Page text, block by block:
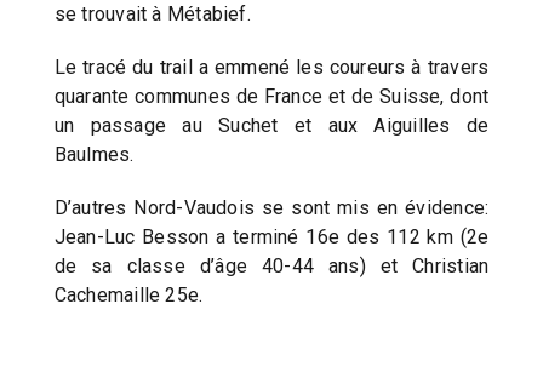
se trouvait à Métabief.
Le tracé du trail a emmené les coureurs à travers
quarante communes de France et de Suisse, dont
un passage au Suchet et aux Aiguilles de
Baulmes.
D’autres Nord-Vaudois se sont mis en évidence:
Jean-Luc Besson a terminé 16e des 112 km (2e
de sa classe d’âge 40-44 ans) et Christian
Cachemaille 25e.